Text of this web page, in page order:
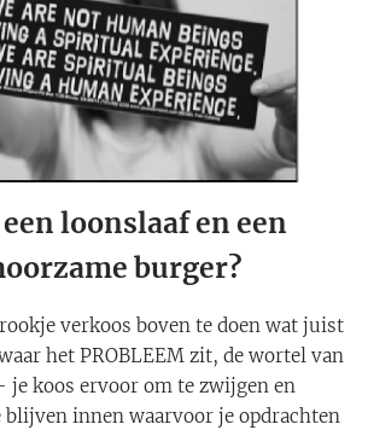
loonslaaf en een
burger?
verkoos boven te doen wat juist
het PROBLEEM zit, de wortel van
je koos ervoor om te zwijgen en
innen waarvoor je opdrachten